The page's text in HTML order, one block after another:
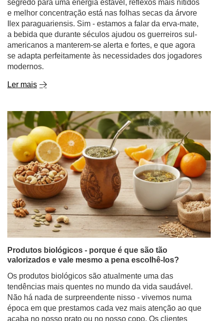
segredo para uma energia estável, reflexos mais nítidos
e melhor concentração está nas folhas secas da árvore
Ilex paraguariensis. Sim - estamos a falar da erva-mate,
a bebida que durante séculos ajudou os guerreiros sul-
americanos a manterem-se alerta e fortes, e que agora
se adapta perfeitamente às necessidades dos jogadores
modernos.
Ler mais
Produtos biológicos - porque é que são tão
valorizados e vale mesmo a pena escolhê-los?
Os produtos biológicos são atualmente uma das
tendências mais quentes no mundo da vida saudável.
Não há nada de surpreendente nisso - vivemos numa
época em que prestamos cada vez mais atenção ao que
acaba no nosso prato ou no nosso copo. Os clientes